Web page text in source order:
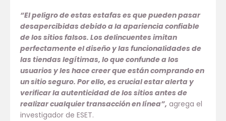
“El peligro de estas estafas es que pueden pasar
desapercibidas debido a la apariencia confiable
de los sitios falsos. Los delincuentes imitan
perfectamente el diseño y las funcionalidades de
las tiendas legítimas, lo que confunde a los
usuarios y les hace creer que están comprando en
un sitio seguro. Por ello, es crucial estar alerta y
verificar la autenticidad de los sitios antes de
realizar cualquier transacción en línea”, agrega el
investigador de ESET.